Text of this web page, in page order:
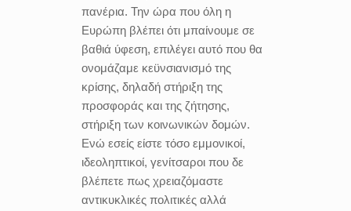
πανέρια. Την ώρα που όλη η
Ευρώπη βλέπει ότι μπαίνουμε σε
βαθιά ύφεση, επιλέγει αυτό που θα
ονομάζαμε κεϋνσιανισμό της
κρίσης, δηλαδή στήριξη της
προσφοράς και της ζήτησης,
στήριξη των κοινωνικών δομών.
Ενώ εσείς είστε τόσο εμμονικοί,
ιδεοληπτικοί, γενίτσαροι που δε
βλέπετε πως χρειαζόμαστε
αντικυκλικές πολιτικές αλλά